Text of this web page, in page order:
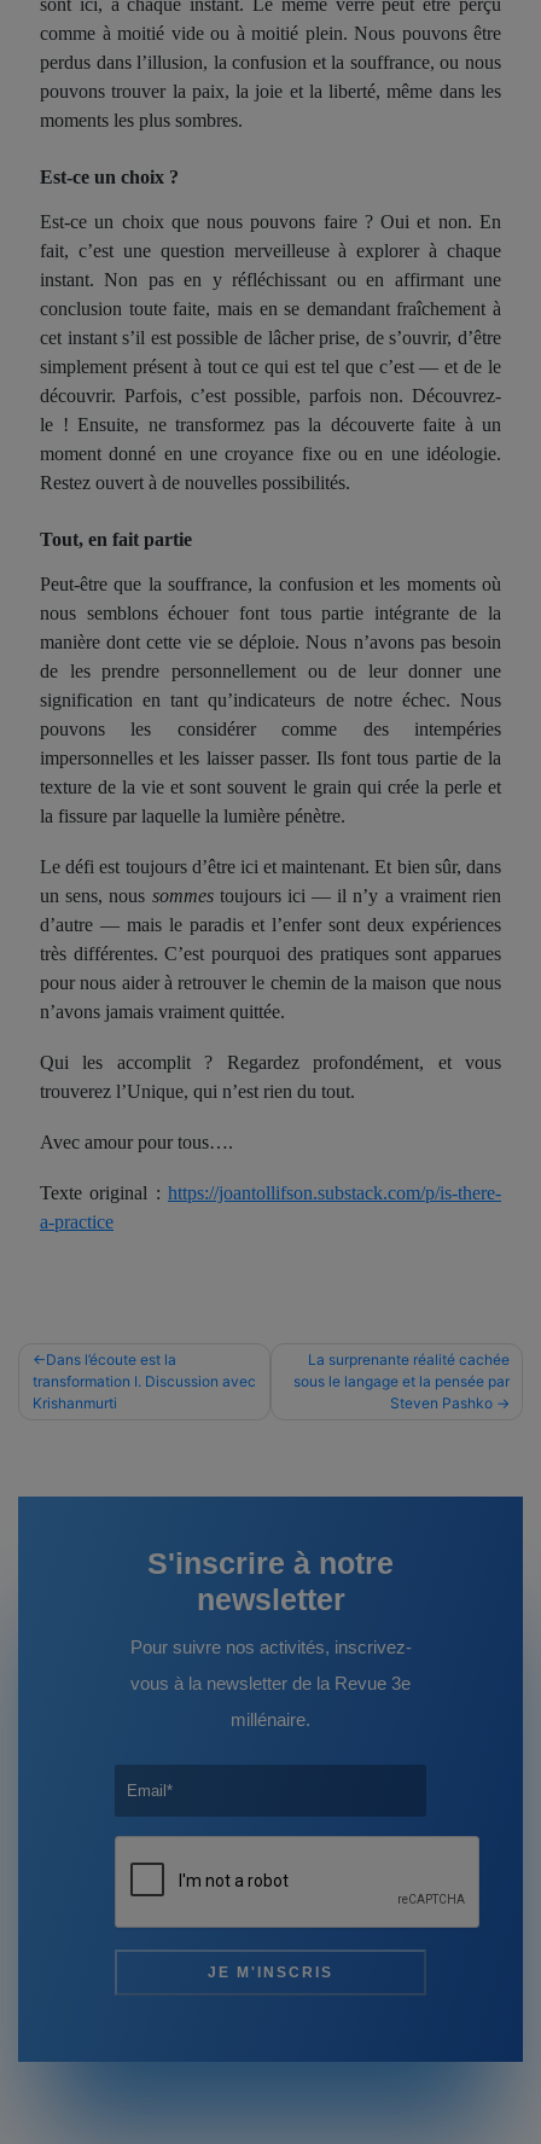
comme à moitié vide ou à moitié plein. Nous pouvons être
perdus dans l’illusion, la confusion et la souffrance, ou nous
pouvons trouver la paix, la joie et la liberté, même dans les
moments les plus sombres.
Est-ce un choix ?
Est-ce un choix que nous pouvons faire ? Oui et non. En
fait, c’est une question merveilleuse à explorer à chaque
instant. Non pas en y réfléchissant ou en affirmant une
conclusion toute faite, mais en se demandant fraîchement à
cet instant s’il est possible de lâcher prise, de s’ouvrir, d’être
simplement présent à tout ce qui est tel que c’est — et de le
découvrir. Parfois, c’est possible, parfois non. Découvrez-
le ! Ensuite, ne transformez pas la découverte faite à un
moment donné en une croyance fixe ou en une idéologie.
Restez ouvert à de nouvelles possibilités.
Tout, en fait partie
Peut-être que la souffrance, la confusion et les moments où
nous semblons échouer font tous partie intégrante de la
manière dont cette vie se déploie. Nous n’avons pas besoin
de les prendre personnellement ou de leur donner une
signification en tant qu’indicateurs de notre échec. Nous
pouvons les considérer comme des intempéries
impersonnelles et les laisser passer. Ils font tous partie de la
texture de la vie et sont souvent le grain qui crée la perle et
la fissure par laquelle la lumière pénètre.
Le défiest toujours d’être ici et maintenant. Et bien sûr, dans
un sens, nous sommes toujours ici — il n’y a vraiment rien
d’autre — mais le paradis et l’enfer sont deux expériences
très différentes. C’est pourquoi des pratiques sont apparues
pour nous aider à retrouver le chemin de la maison que nous
n’avons jamais vraiment quittée.
Qui les accomplit ? Regardezprofondément, et vous
trouverez l’Unique, qui n’est rien du tout.
Avec amour pour tous….
Texte original : https://joantollifson.substack.com/p/is-there-
a-practice
Navigation
de
Dans l’écoute est la
transformation I. Discussion avec
Krishanmurti
La surprenante réalité cachée
sous le langage et la pensée par
Steven Pashko
S'inscrire à notre
newsletter
Pour suivre nos activités, inscrivez-
vous à la newsletter de la Revue 3e
millénaire.